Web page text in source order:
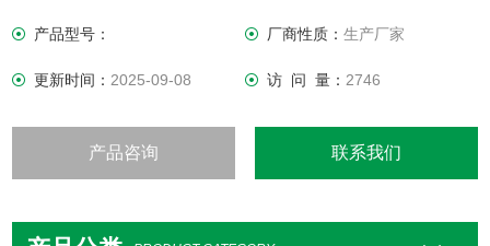
分的营养成分。鲜花冷冻干燥时一直在真空环境下不会产生氧
花、色、香味和形状基本不变
产品型号： 厂商性质： 生产厂家
更新时间：2025-09-08 访 问 量： 2746
产品咨询 联系我们